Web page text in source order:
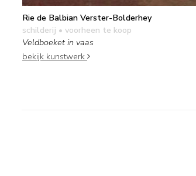
Rie de Balbian Verster-Bolderhey
schilderij • voorheen te koop
Veldboeket in vaas
bekijk kunstwerk